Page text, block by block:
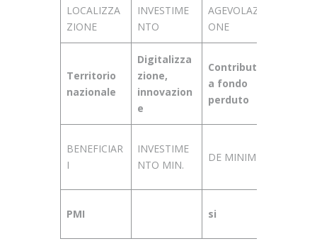
LOCALIZZA
ZIONE
INVESTIME
NTO
AGEVOLAZI
ONE
Territorio
nazionale
Digitalizza
zione,
innovazion
e
Contributo
a fondo
perduto
BENEFICIAR
I
INVESTIME
NTO MIN.
DE MINIMIS
PMI si